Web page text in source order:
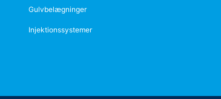
Gulvbelægninger
Injektionssystemer